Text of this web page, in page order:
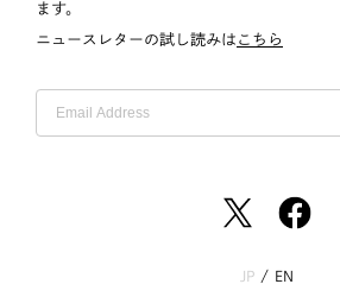
ます。
ニュースレターの試し読みは こちら
JP/ EN